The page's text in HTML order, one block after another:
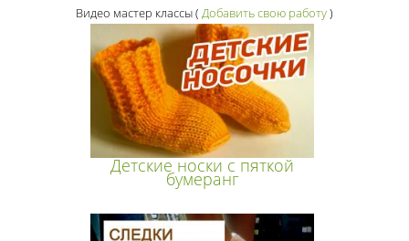
Видео мастер классы( Добавить свою работу)
Детские носки с пяткой
бумеранг